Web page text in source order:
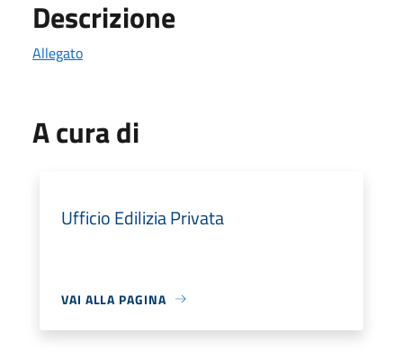
Descrizione
Allegato
A cura di
Ufficio Edilizia Privata
VAI ALLA PAGINA